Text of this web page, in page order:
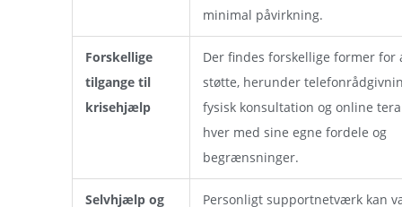
minimal påvirkning.
Forskellige
tilgange til
krisehjælp
Der findes forskellige former for
støtte, herunder
fysisk konsultation og online
hver med sine egne fordele og
begrænsninger.
Selvhjælp og
Personligt supportnetværk kan